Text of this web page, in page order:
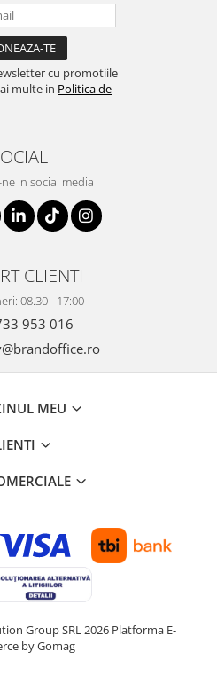
voiaj
cu promotiile
multe in Politica de
in social media
CLIENTI
08.30 - 17:00
953 016
MEU
Group SRL 2026 Platforma E-
by Gomag